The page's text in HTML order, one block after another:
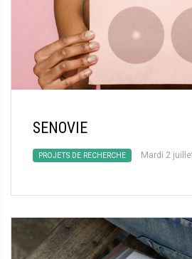
SENOVIE
PROJETS DE RECHERCHE Mardi 2